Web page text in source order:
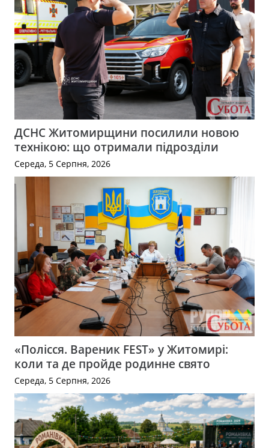
ДСНС Житомирщини посилили новою
технікою: що отримали підрозділи
Середа, 5 Серпня, 2026
«Полісся. Вареник FEST» у Житомирі:
коли та де пройде родинне свято
Середа, 5 Серпня, 2026